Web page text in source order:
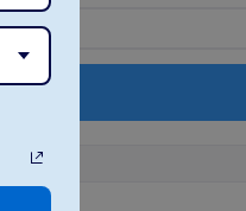
nnuinf
neer